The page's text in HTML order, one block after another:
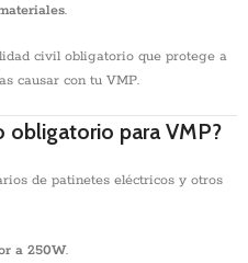
.
civil obligatorio que protege a
causar con tu VMP.
obligatorio para VMP?
de patinetes eléctricos y otros
a 250W.